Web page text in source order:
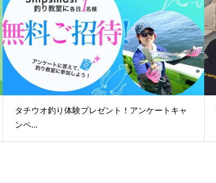
タチウオ釣り体験プレゼント！アンケートキャ
ンペ...